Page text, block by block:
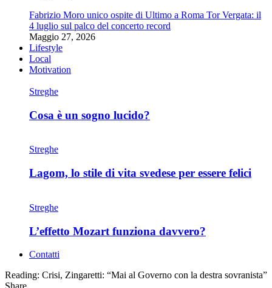
Fabrizio Moro unico ospite di Ultimo a Roma Tor Vergata: il
4 luglio sul palco del concerto record
Maggio 27, 2026
Lifestyle
Local
Motivation
Streghe
Cosa è un sogno lucido?
Streghe
Lagom, lo stile di vita svedese per essere felici
Streghe
L’effetto Mozart funziona davvero?
Contatti
Reading: Crisi, Zingaretti: “Mai al Governo con la destra sovranista”